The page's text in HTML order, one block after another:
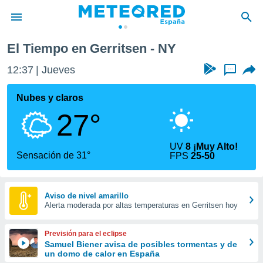
de
por
que se
calidad.
a este
las
y
forma
digital
basada
El Tiempo en Gerritsen - NY
12:37 Jueves ...
Nubes y claros
27°
Sensación de 31°
UV8 ¡Muy Alto!
FPS25-50
Aviso de nivel amarillo
Alerta moderada por altas temperaturas en Gerritsen hoy
Previsión para el eclipse
Samuel Biener avisa de posibles tormentas y de
un domo de calor en España